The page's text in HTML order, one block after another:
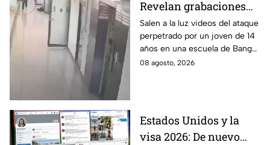
Revelan grabaciones
del tiroteo escolar que
dejó múltiples víctimas
Salen a la luz videos del ataque
perpetrado por un joven de 14
años en una escuela de Bang
Kruai, Tailandia. El saldo es de
08 agosto, 2026
Estados Unidos y la
visa 2026: De nuevo